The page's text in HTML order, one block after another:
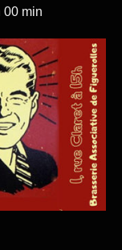
00 min